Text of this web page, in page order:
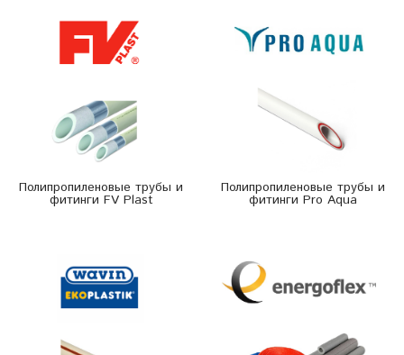
Полипропиленовые трубы и
фитинги FV Plast
Полипропиленовые трубы и
фитинги Pro Aqua